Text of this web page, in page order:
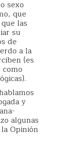
sexo
que
las
su
de
a la
(es
y
algunas
Opinión